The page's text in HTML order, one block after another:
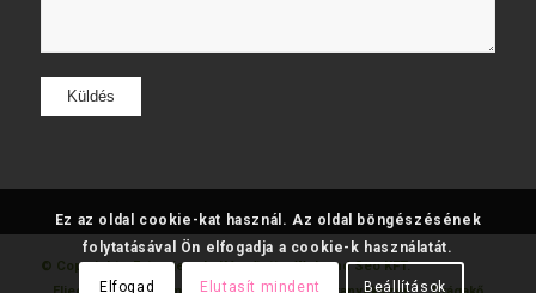
© Copyright - FatumjewelsKészítette: Web and Seo KFT.
Ez az oldal cookie-kat használ. Az oldal böngészésének
folytatásával Ön elfogadja a cookie-k használatát.
Elfogad Elutasít mindent Beállítások